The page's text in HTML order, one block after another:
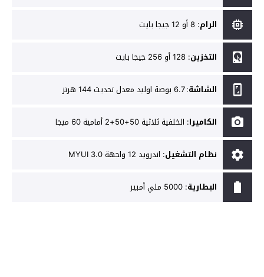
الرام: 8 أو 12 جيجا بايت
التخزين: 128 أو 256 جيجا بايت
الشاشة:6.7 بوصة اوليد معدل تحديث 144 هرتز
الكاميرا: الخلفية ثلاثية 50+50+2 أمامية 60 ميجا
نظام التشغيل: اندرويد 12 واجهة MYUI 3.0
البطارية: 5000 ملي أمبير